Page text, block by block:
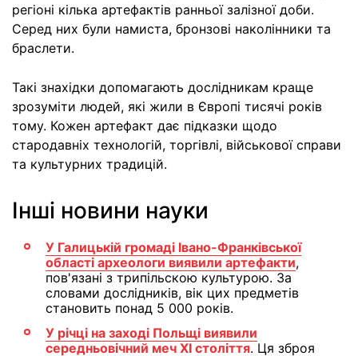
регіоні кілька артефактів ранньої залізної доби.
Серед них були намиста, бронзові наколінники та
браслети.
Такі знахідки допомагають дослідникам краще
зрозуміти людей, які жили в Європі тисячі років
тому. Кожен артефакт дає підказки щодо
стародавніх технологій, торгівлі, військової справи
та культурних традицій.
Інші новини науки
У Галицькій громаді Івано-Франківської
області археологи виявили артефакти,
пов'язані з трипільскою культурою. За
словами дослідників, вік цих предметів
становить понад 5 000 років.
У річці на заході Польщі виявили
середньовічний меч XI століття. Ця зброя